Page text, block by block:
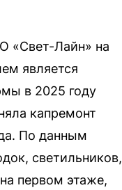
«Свет-Лайн» на
является
в 2025 году
капремонт
По данным
светильников,
первом этаже,